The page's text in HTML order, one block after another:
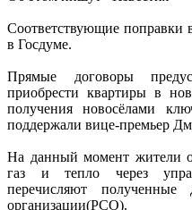
Соответствующие поправки
в Госдуме.
Прямые договоры
приобрести квартиры в
получения новосёлами
поддержали вице-премьер
На данный момент жители
газ и тепло через
перечисляют полученные
организации(РСО).